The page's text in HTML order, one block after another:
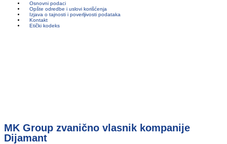
Osnovni podaci
Opšte odredbe i uslovi korišćenja
Izjava o tajnosti i poverljivosti podataka
Kontakt
Etički kodeks
MK Group zvanično vlasnik kompanije
Dijamant